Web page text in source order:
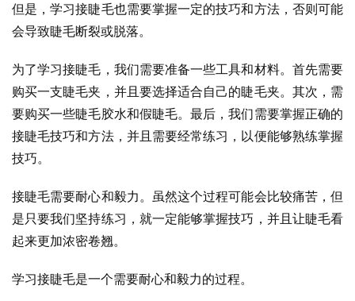
但是，学习接睫毛也需要掌握一定的技巧和方法，否则可能
会导致睫毛断裂或脱落。
为了学习接睫毛，我们需要准备一些工具和材料。首先需要
购买一支睫毛夹，并且要选择适合自己的睫毛夹。其次，需
要购买一些睫毛胶水和假睫毛。最后，我们需要掌握正确的
接睫毛技巧和方法，并且需要经常练习，以便能够熟练掌握
技巧。
接睫毛需要耐心和毅力。虽然这个过程可能会比较痛苦，但
是只要我们坚持练习，就一定能够掌握技巧，并且让睫毛看
起来更加浓密卷翘。
学习接睫毛是一个需要耐心和毅力的过程。